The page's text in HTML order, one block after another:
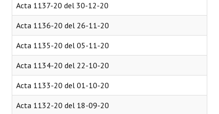
Acta 1137-20 del 30-12-20
Acta 1136-20 del 26-11-20
Acta 1135-20 del 05-11-20
Acta 1134-20 del 22-10-20
Acta 1133-20 del 01-10-20
Acta 1132-20 del 18-09-20